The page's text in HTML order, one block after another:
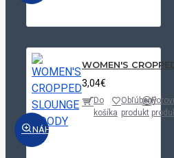
NÁHĽAD
WOMEN'S
3,04€
Do
košíka
Obľúbený
produkt